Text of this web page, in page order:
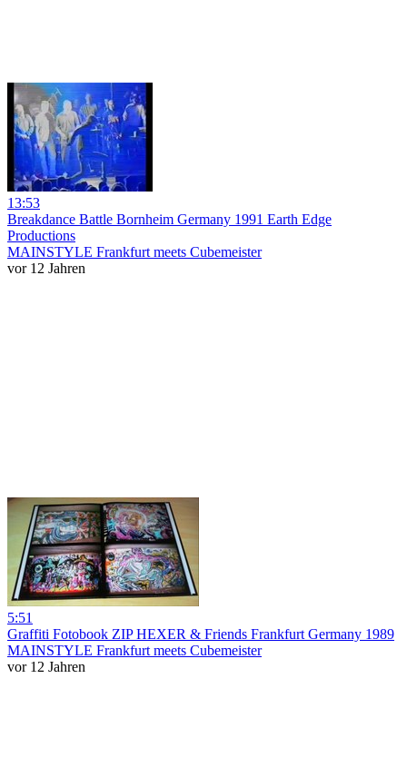
13:53
Breakdance Battle Bornheim Germany 1991 Earth Edge
Productions
MAINSTYLE Frankfurt meets Cubemeister
vor 12 Jahren
5:51
Graffiti Fotobook ZIP HEXER & Friends Frankfurt Germany 1989
MAINSTYLE Frankfurt meets Cubemeister
vor 12 Jahren